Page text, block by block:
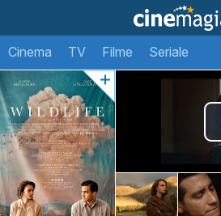
Cinema TV Filme Seriale